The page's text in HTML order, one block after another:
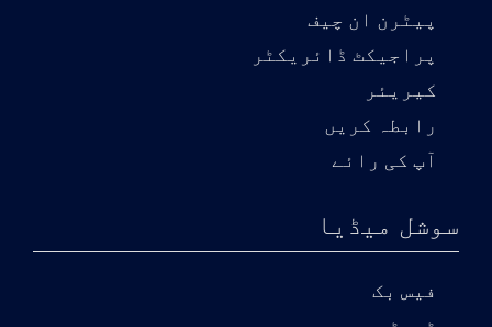
پیٹرن ان چیف
پراجیکٹ ڈائریکٹر
کیریئر
رابطہ کریں
آپ کی رائے
سوشل میڈیا
فیس بک